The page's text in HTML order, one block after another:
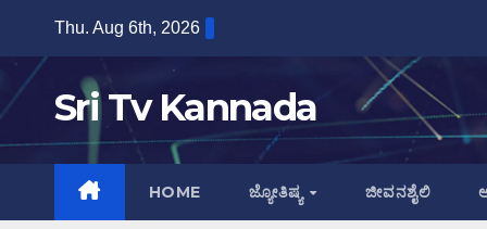
content
Thu. Aug 6th, 2026
Sri Tv Kannada
HOME ಜ್ಯೋತಿಷ್ಯ ಜೀವನಶೈಲಿ